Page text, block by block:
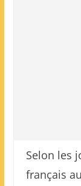
Selon les
français